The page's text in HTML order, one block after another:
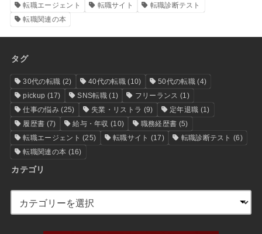
転職エージェント
転職サイト
転職診断テスト
転職関連の本
タグ
30代の転職 (2) 40代の転職 (10) 50代の転職 (4)
pickup (17) SNS転職 (1) フリーランス (1)
仕事の悩み(25) 失業・リストラ (9) 定年退職 (1)
履歴書 (7) 給与・年収 (10) 職務経歴書 (5)
転職エージェント (25) 転職サイト (17) 転職診断テスト (6)
転職関連の本 (16)
カテゴリ